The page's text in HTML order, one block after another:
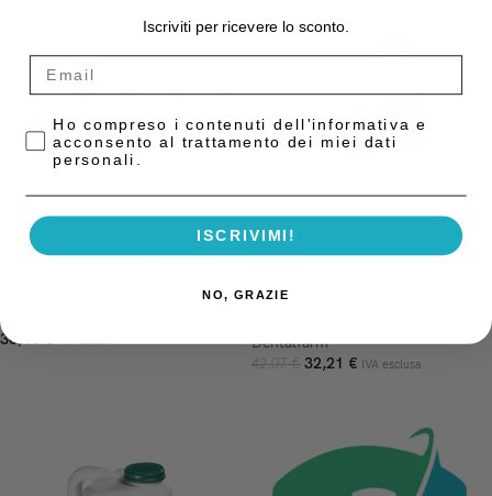
Dentalfarm Ossido Di Alluminio
Dentalfarm
36,40€ IVA esclusa
-23%
5kg Grana 180 85my
Dentalfarm
42,07€ 32,21 € IVA esclusa
Iscriviti per ricevere lo sconto.
Privacy Policy
Ho compreso i contenuti dell'informativa e
acconsento al trattamento dei miei dati
personali.
ISCRIVIMI!
NO, GRAZIE